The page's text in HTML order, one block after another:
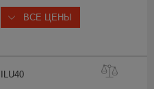
ВСЕ ЦЕНЫ
ILU40